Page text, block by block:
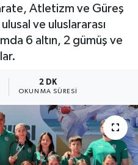
Atletizm ve Güreş
ve uluslararası
6 altın, 2 gümüş ve
2 DK
OKUNMA SÜRESI